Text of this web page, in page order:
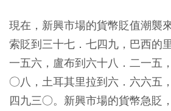
現在，新興市場的貨幣貶值潮襲
索貶到三十七．七四九，巴西的
一五六，盧布到六十八．二一五
○八，土耳其里拉到六．六六五
四九三○。新興市場的貨幣急貶